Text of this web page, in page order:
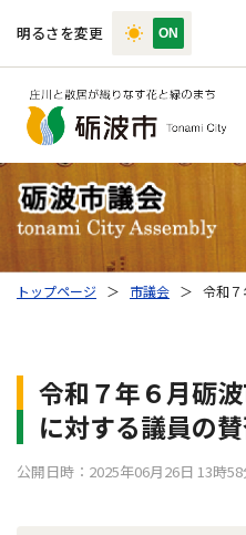
明るさを変更
トップページ ＞ 市議会 ＞ 令和
令和７年６月砺
に対する議員の
公開日時：2025年06月26日 13時